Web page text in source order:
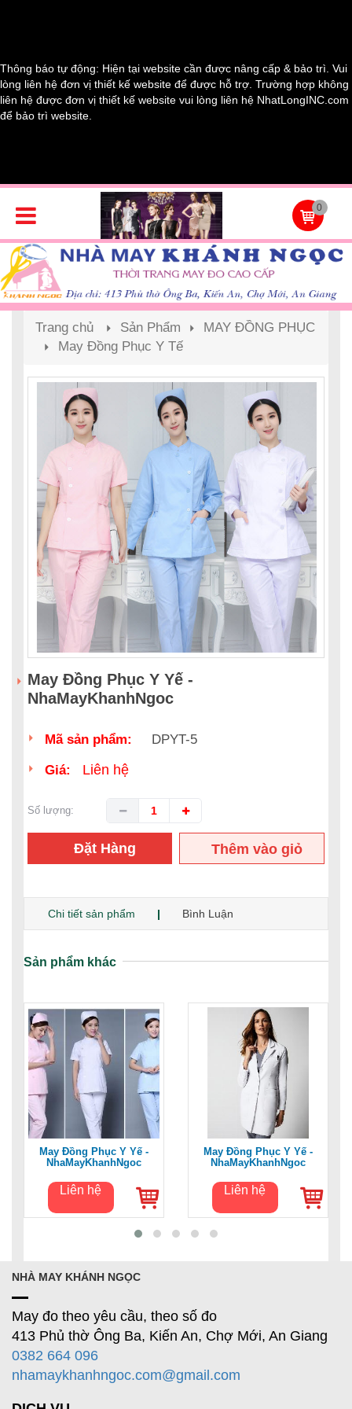
Thông báo tự động: Hiện tại website cần được nâng cấp & bảo trì. Vui
lòng liên hệ đơn vị thiết kế website để được hỗ trợ. Trường hợp không
liên hệ được đơn vị thiết kế website vui lòng liên hệ NhatLongINC.com
để bảo trì website.
0
Trang chủ Sản Phẩm
MAY ĐỒNG PHỤC
May Đồng Phục Y Tế
May Đồng Phục Y Yế -
NhaMayKhanhNgoc
Mã sản phẩm: DPYT-5
Giá: Liên hệ
Số lượng:
Đặt Hàng
Thêm vào giỏ
Chi tiết sản phẩm Bình Luận
Sản phẩm khác
May Đồng Phục Y Yế -
NhaMayKhanhNgoc
Liên hệ
May Đồng Phục Y Yế -
NhaMayKhanhNgoc
Liên hệ
NHÀ MAY KHÁNH NGỌC
May đo theo yêu cầu, theo số đo
413 Phủ thờ Ông Ba, Kiến An, Chợ Mới, An Giang
0382 664 096
nhamaykhanhngoc.com@gmail.com